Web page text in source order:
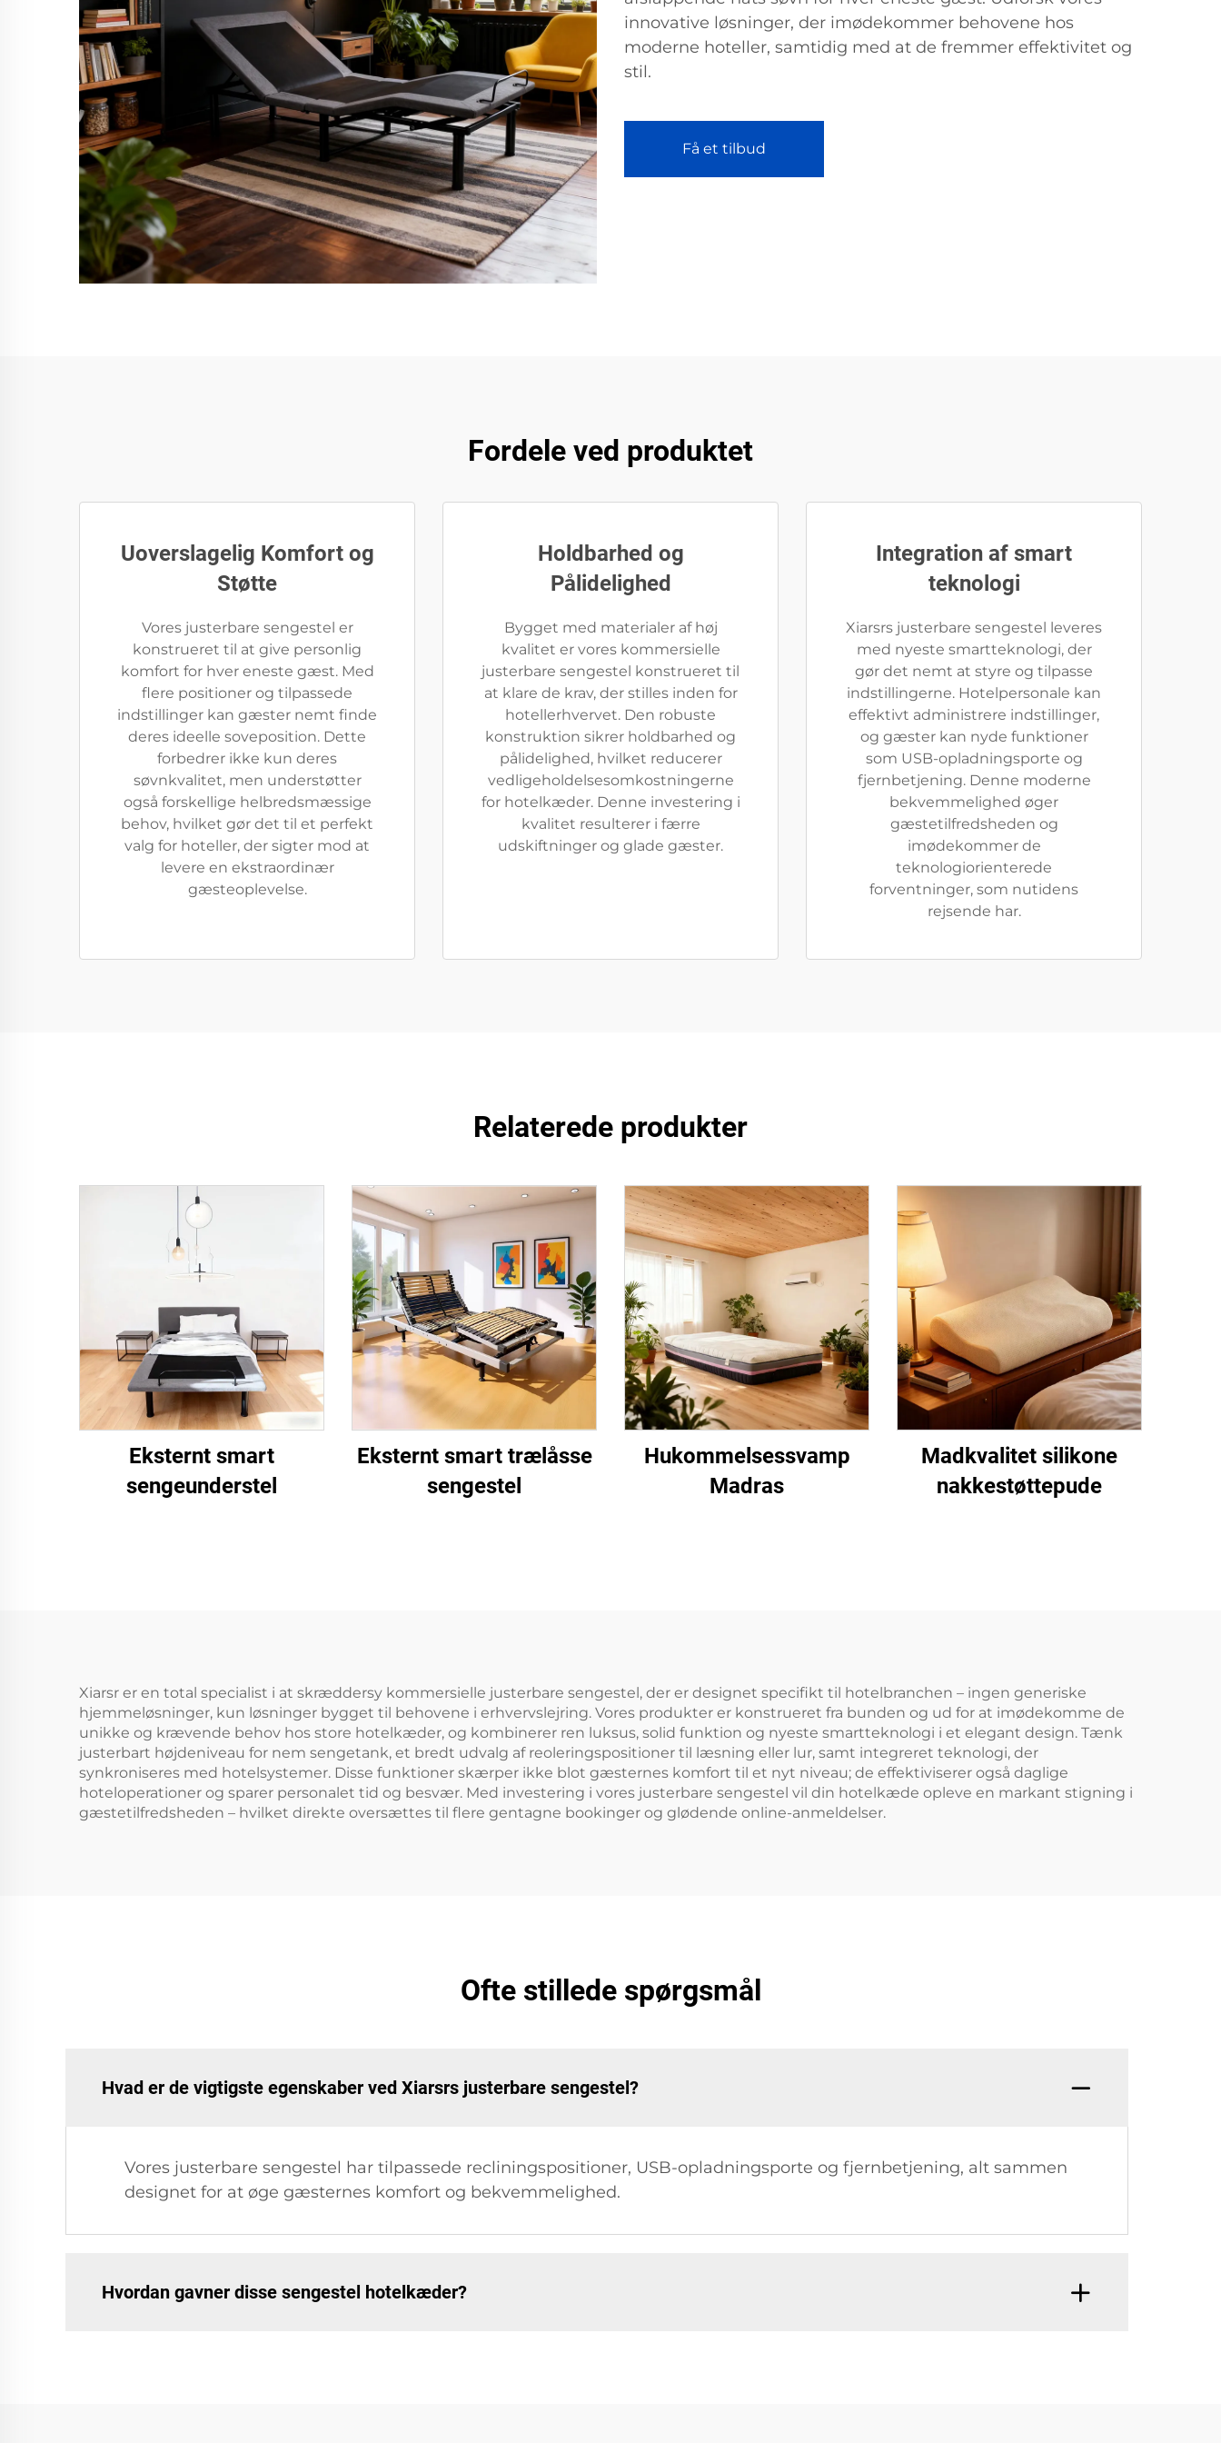
innovative løsninger, der imødekommer behovene hos
moderne hoteller, samtidig med at de fremmer effektivitet og
stil.
Få et tilbud
Fordele ved produktet
Uoverslagelig Komfort og
Støtte
Vores justerbare sengestel er
konstrueret til at give personlig
komfort for hver eneste gæst. Med
flere positioner og tilpassede
indstillinger kan gæster nemt finde
deres ideelle soveposition. Dette
forbedrer ikke kun deres
søvnkvalitet, men understøtter
også forskellige helbredsmæssige
behov, hvilket gør det til et perfekt
valg for hoteller, der sigter mod at
levere en ekstraordinær
gæsteoplevelse.
Holdbarhed og
Pålidelighed
Bygget med materialer af høj
kvalitet er vores kommersielle
justerbare sengestel konstrueret til
at klare de krav, der stilles inden for
hotellerhvervet. Den robuste
konstruktion sikrer holdbarhed og
pålidelighed, hvilket reducerer
vedligeholdelsesomkostningerne
for hotelkæder. Denne investering i
kvalitet resulterer i færre
udskiftninger og glade gæster.
Integration af smart
teknologi
Xiarsrs justerbare sengestel leveres
med nyeste smartteknologi, der
gør det nemt at styre og tilpasse
indstillingerne. Hotelpersonale kan
effektivt administrere indstillinger,
og gæster kan nyde funktioner
som USB-opladningsporte og
fjernbetjening. Denne moderne
bekvemmelighed øger
gæstetilfredsheden og
imødekommer de
teknologiorienterede
forventninger, som nutidens
rejsende har.
Relaterede produkter
Eksternt smart
sengeunderstel
Eksternt smart trælåsse
sengestel
Hukommelsessvamp
Madras
Madkvalitet silikone
nakkestøttepude
Xiarsr er en total specialist i at skræddersy kommersielle justerbare sengestel, der er designet specifikt til hotelbranchen – ingen generiske
hjemmeløsninger, kun løsninger bygget til behovene i erhvervslejring. Vores produkter er konstrueret fra bunden og ud for at imødekomme de
unikke og krævende behov hos store hotelkæder, og kombinerer ren luksus, solid funktion og nyeste smartteknologi i et elegant design. Tænk
justerbart højdeniveau for nem sengetank, et bredt udvalg af reoleringspositioner til læsning eller lur, samt integreret teknologi, der
synkroniseres med hotelsystemer. Disse funktioner skærper ikke blot gæsternes komfort til et nyt niveau; de effektiviserer også daglige
hoteloperationer og sparer personalet tid og besvær. Med investering i vores justerbare sengestel vil din hotelkæde opleve en markant stigning i
gæstetilfredsheden – hvilket direkte oversættes til flere gentagne bookinger og glødende online-anmeldelser.
Ofte stillede spørgsmål
Hvad er de vigtigste egenskaber ved Xiarsrs justerbare sengestel?
Vores justerbare sengestel har tilpassede recliningspositioner, USB-opladningsporte og fjernbetjening, alt sammen
designet for at øge gæsternes komfort og bekvemmelighed.
Hvordan gavner disse sengestel hotelkæder?